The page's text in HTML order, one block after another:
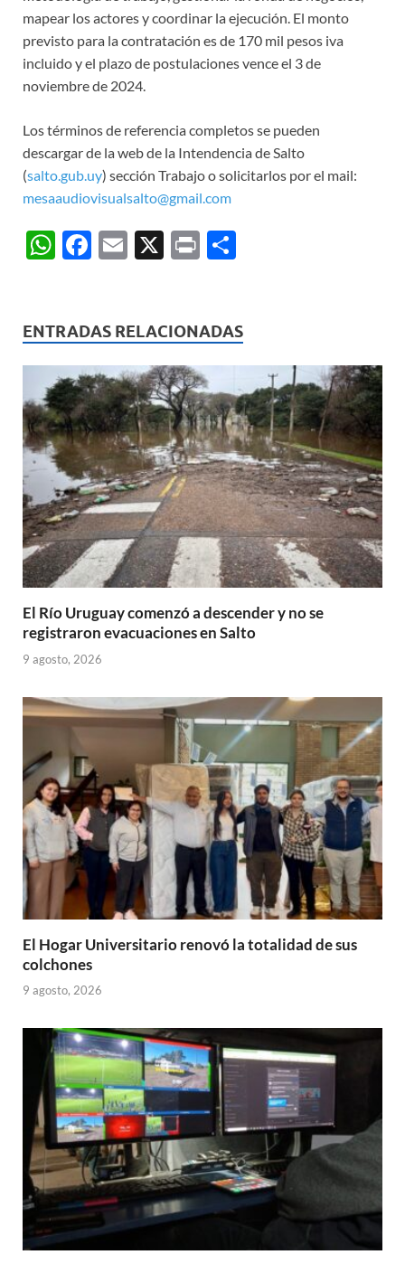
mapear los actores y coordinar la ejecución. El monto
previsto para la contratación es de 170 mil pesos iva
incluido y el plazo de postulaciones vence el 3 de
noviembre de 2024.
Los términos de referencia completos se pueden
descargar de la web de la Intendencia de Salto
(salto.gub.uy) sección Trabajo o solicitarlos por el mail:
mesaaudiovisualsalto@gmail.com
W
s
A
p
p
F
b
o
o
k
E
X
P
p
ar
ti
r
ENTRADAS RELACIONADAS
El Río Uruguay comenzó a descender y no se
registraron evacuaciones en Salto
9 agosto, 2026
El Hogar Universitario renovó la totalidad de sus
colchones
9 agosto, 2026